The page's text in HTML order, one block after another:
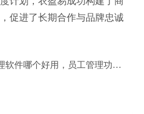
促进了长期合作与品牌忠诚
软件哪个好用，员工管理功能提升